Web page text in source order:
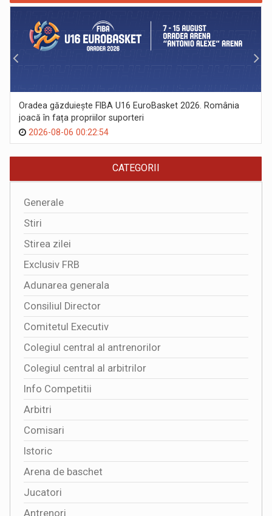
Oradea găzduiește FIBA U16 EuroBasket 2026. România
joacă în fața propriilor suporteri
2026-08-06 00:22:54
CATEGORII
Generale
Stiri
Stirea zilei
Exclusiv FRB
Adunarea generala
Consiliul Director
Comitetul Executiv
Colegiul central al antrenorilor
Colegiul central al arbitrilor
Info Competitii
Arbitri
Comisari
Istoric
Arena de baschet
Jucatori
Antrenori